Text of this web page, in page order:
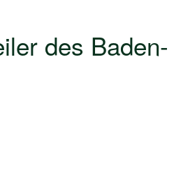
des Baden-